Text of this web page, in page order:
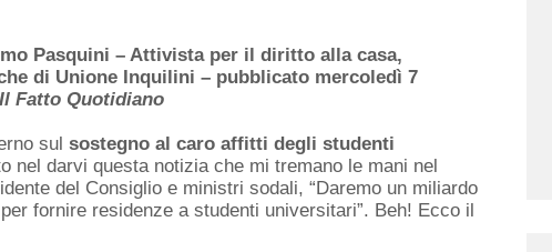
Pasquini – Attivista per il diritto alla casa,
di Unione Inquilini – pubblicato mercoledì 7
Il Fatto Quotidiano
sul sostegno al caro affitti degli studenti
nel darvi questa notizia che mi tremano le mani nel
del Consiglio e ministri sodali, “Daremo un miliardo
fornire residenze a studenti universitari”. Beh! Ecco il